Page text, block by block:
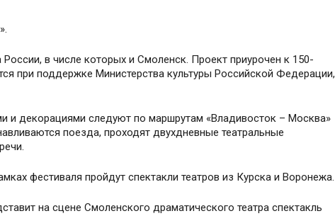
в числе которых и Смоленск. Проект приурочен к 150-
при поддержке Министерства культуры Российской Федерации,
и декорациями следуют по маршрутам «Владивосток – Москва»
поезда, проходят двухдневные театральные
фестиваля пройдут спектакли театров из Курска и Воронежа.
на сцене Смоленского драматического театра спектакль